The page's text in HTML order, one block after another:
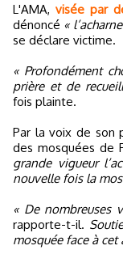
L'AMA, visée par
dénoncé «
se déclare victime.
« Profondément
prière et de
fois plainte.
Par la voix de son
des mosquées de
grande vigueur
nouvelle fois la
« De nombreuses
rapporte-t-il.
mosquée face à